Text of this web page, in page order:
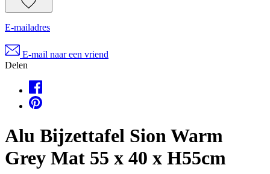
E-mailadres
E-mail naar een vriend
Delen
Alu Bijzettafel Sion Warm
Grey Mat 55 x 40 x H55cm